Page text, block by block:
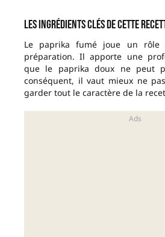
Les ingrédients clés de cette
Le paprika fumé joue un rôle
préparation. Il apporte une
que le paprika doux ne peut
conséquent, il vaut mieux ne
garder tout le caractère de la